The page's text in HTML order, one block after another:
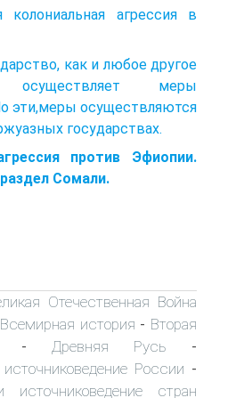
колониальная агрессия в
как и любое другое
осуществляет меры
эти,меры осу­ществляются
государствах.
против Эфиопии.
Сомали.
Отечественная Война
Всемирная история - Вторая
- Древняя Русь -
России -
источниковедение стран